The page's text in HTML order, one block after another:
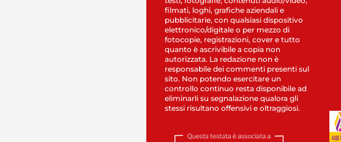
filmati, loghi, grafiche aziendali e
pubblicitarie, con qualsiasi dispositivo
elettronico/digitale o per mezzo di
fotocopie, registrazioni, cover e tutto
quanto è ascrivibile a copia non
autorizzata. La redazione non è
responsabile dei commenti presenti sul
sito. Non potendo esercitare un
controllo continuo resta disponibile ad
eliminarli su segnalazione qualora gli
stessi risultano offensivi e oltraggiosi.